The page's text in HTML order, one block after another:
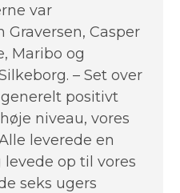
var
Casper
Maribo og
– Set over
positivt
niveau, vores
leverede en
op til vores
seks ugers